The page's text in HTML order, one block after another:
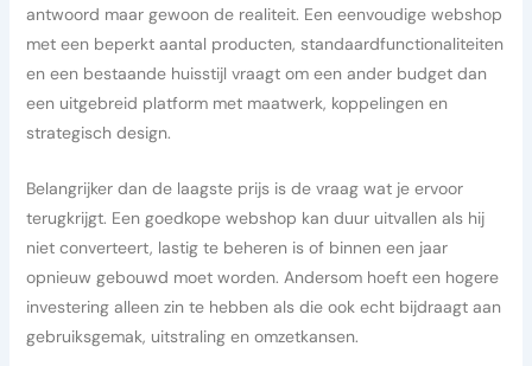
antwoord maar gewoon de realiteit. Een eenvoudige webshop
met een beperkt aantal producten, standaardfunctionaliteiten
en een bestaande huisstijl vraagt om een ander budget dan
een uitgebreid platform met maatwerk, koppelingen en
strategisch design.
Belangrijker dan de laagste prijs is de vraag wat je ervoor
terugkrijgt. Een goedkope webshop kan duur uitvallen als hij
niet converteert, lastig te beheren is of binnen een jaar
opnieuw gebouwd moet worden. Andersom hoeft een hogere
investering alleen zin te hebben als die ook echt bijdraagt aan
gebruiksgemak, uitstraling en omzetkansen.